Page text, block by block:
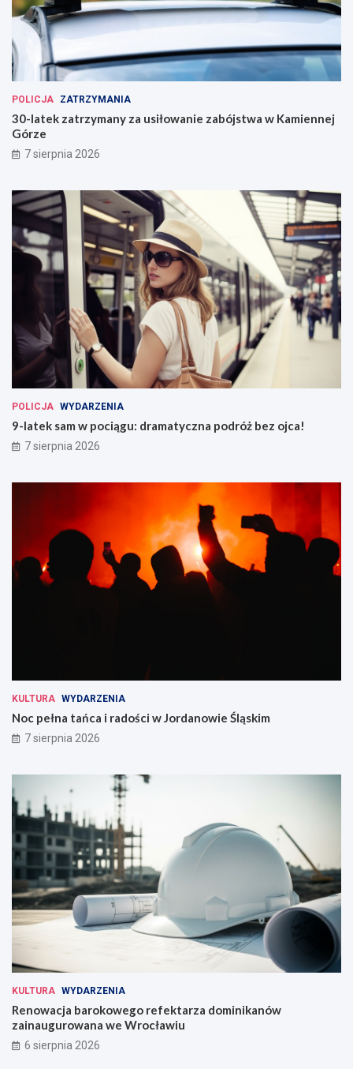
POLICJA ZATRZYMANIA
30-latek zatrzymany za usiłowanie zabójstwa w Kamiennej
Górze
7 sierpnia 2026
POLICJA WYDARZENIA
9-latek sam w pociągu: dramatyczna podróż bez ojca!
7 sierpnia 2026
KULTURA WYDARZENIA
Noc pełna tańca i radości w Jordanowie Śląskim
7 sierpnia 2026
KULTURA WYDARZENIA
Renowacja barokowego refektarza dominikanów
zainaugurowana we Wrocławiu
6 sierpnia 2026